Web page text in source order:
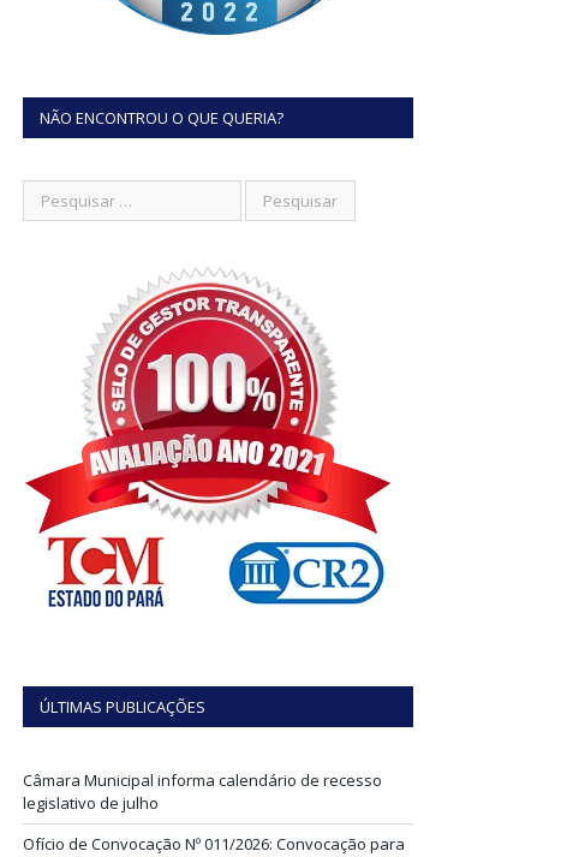
NÃO ENCONTROU O QUE QUERIA?
ÚLTIMAS PUBLICAÇÕES
Câmara Municipal informa calendário de recesso
legislativo de julho
Ofício de Convocação Nº 011/2026: Convocação para